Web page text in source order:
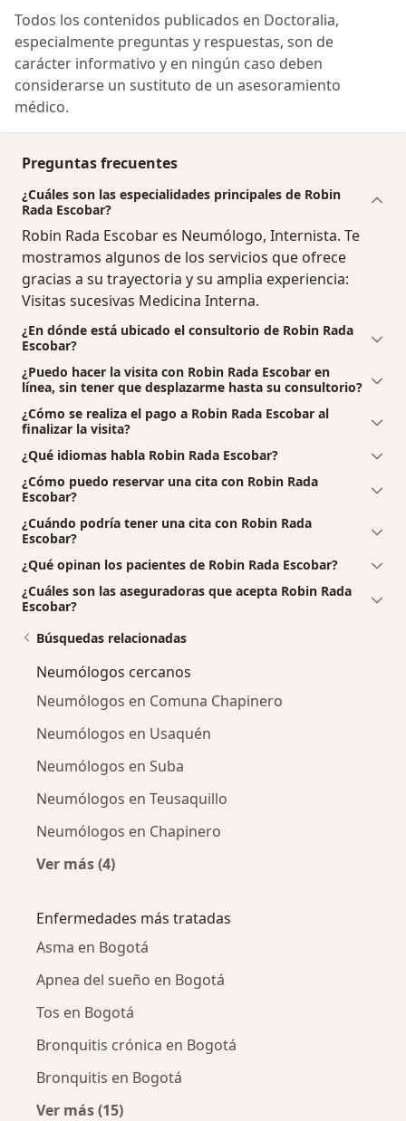
Todos los contenidos publicados en Doctoralia,
especialmente preguntas y respuestas, son de
carácter informativo y en ningún caso deben
considerarse un sustituto de un asesoramiento
médico.
Preguntas frecuentes
¿Cuáles son las especialidades principales de Robin
Rada Escobar?
Robin Rada Escobar es Neumólogo, Internista. Te
mostramos algunos de los servicios que ofrece
gracias a su trayectoria y su amplia experiencia:
Visitas sucesivas Medicina Interna.
¿En dónde está ubicado el consultorio de Robin Rada
Escobar?
¿Puedo hacer la visita con Robin Rada Escobar en
línea, sin tener que desplazarme hasta su consultorio?
¿Cómo se realiza el pago a Robin Rada Escobar al
finalizar la visita?
¿Qué idiomas habla Robin Rada Escobar?
¿Cómo puedo reservar una cita con Robin Rada
Escobar?
¿Cuándo podría tener una cita con Robin Rada
Escobar?
¿Qué opinan los pacientes de Robin Rada Escobar?
¿Cuáles son las aseguradoras que acepta Robin Rada
Escobar?
Búsquedas relacionadas
Neumólogos cercanos
Neumólogos en Comuna Chapinero
Neumólogos en Usaquén
Neumólogos en Suba
Neumólogos en Teusaquillo
Neumólogos en Chapinero
Ver más (4)
Enfermedades más tratadas
Asma en Bogotá
Apnea del sueño en Bogotá
Tos en Bogotá
Bronquitis crónica en Bogotá
Bronquitis en Bogotá
Ver más (15)